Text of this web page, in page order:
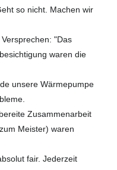
so nicht. Machen wir
"Das
waren die
unsere Wärmepumpe
Zusammenarbeit
Meister) waren
fair. Jederzeit